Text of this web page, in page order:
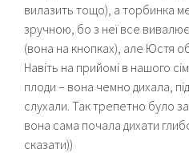
вилазить тощо), а торбинка
зручною, бо з неї все
(вона на кнопках), але Юстя
Навіть на прийомі в нашого
плоди – вона чемно дихала,
слухали. Так трепетно було
вона сама почала дихати
сказати))